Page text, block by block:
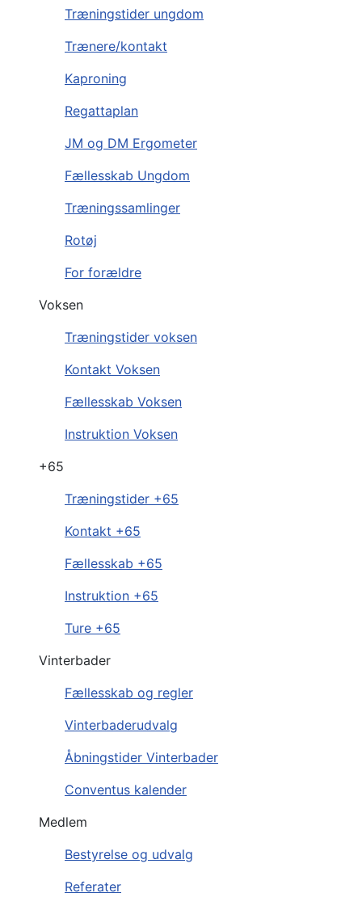
Træningstider ungdom
Trænere/kontakt
Kaproning
Regattaplan
JM og DM Ergometer
Fællesskab Ungdom
Træningssamlinger
Rotøj
For forældre
Voksen
Træningstider voksen
Kontakt Voksen
Fællesskab Voksen
Instruktion Voksen
+65
Træningstider +65
Kontakt +65
Fællesskab +65
Instruktion +65
Ture +65
Vinterbader
Fællesskab og regler
Vinterbaderudvalg
Åbningstider Vinterbader
Conventus kalender
Medlem
Bestyrelse og udvalg
Referater